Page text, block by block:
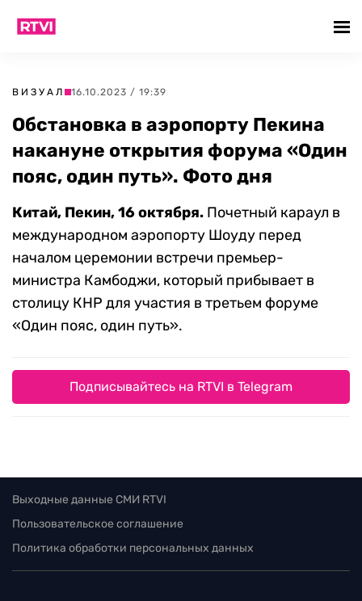
ВИЗУАЛ 16.10.2023 / 19:39
Обстановка в аэропорту Пекина
накануне открытия форума «Один
пояс, один путь». Фото дня
Китай, Пекин, 16 октября. Почетный караул в
международном аэропорту Шоуду перед
началом церемонии встречи премьер-
министра Камбоджи, который прибывает в
столицу КНР для участия в третьем форуме
«Один пояс, один путь».
Подписывайтесь на RTVI в Telegram
Выходные данные СМИ RTVI
Пользовательское соглашение
Политика обработки персональных данных